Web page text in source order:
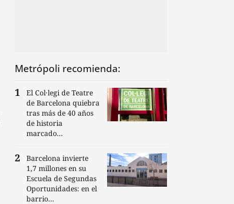
Metrópoli recomienda:
El Col·legi de Teatre
de Barcelona quiebra
tras más de 40 años
de historia
marcado...
Barcelona invierte
1,7 millones en su
Escuela de Segundas
Oportunidades: en el
barrio...